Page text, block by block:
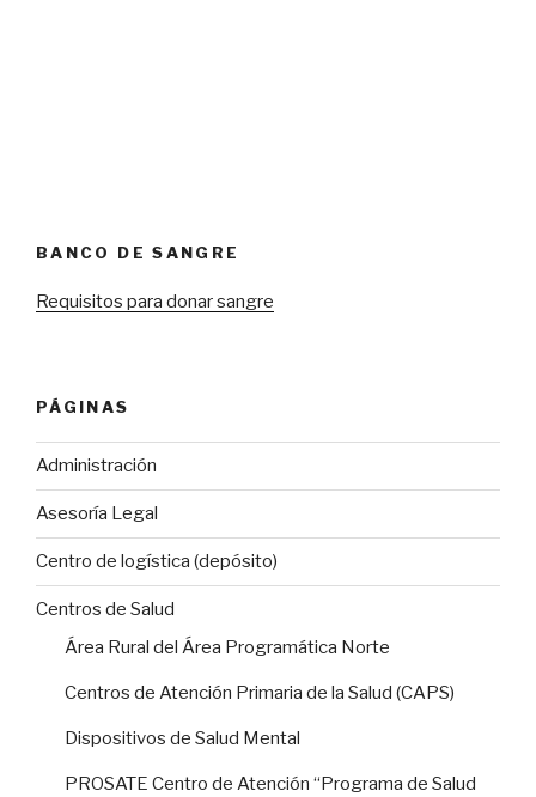
BANCO DE SANGRE
Requisitos para donar sangre
PÁGINAS
Administración
Asesoría Legal
Centro de logística (depósito)
Centros de Salud
Área Rural del Área Programática Norte
Centros de Atención Primaria de la Salud (CAPS)
Dispositivos de Salud Mental
PROSATE Centro de Atención “Programa de Salud